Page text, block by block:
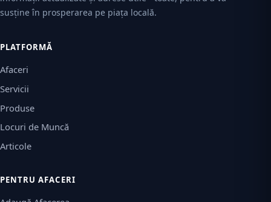
susține în prosperarea pe piața locală.
PLATFORMĂ
Afaceri
Servicii
Produse
Locuri de Muncă
Articole
PENTRU AFACERI